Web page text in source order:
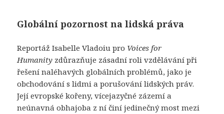
Globální pozornost na lidská práva
Reportáž Isabelle Vladoiu pro Voices for
Humanity zdůrazňuje zásadní roli vzdělávání při
řešení naléhavých globálních problémů, jako je
obchodování s lidmi a porušování lidských práv.
Její evropské kořeny, vícejazyčné zázemí a
neúnavná obhajoba z ní činí jedinečný most mezi